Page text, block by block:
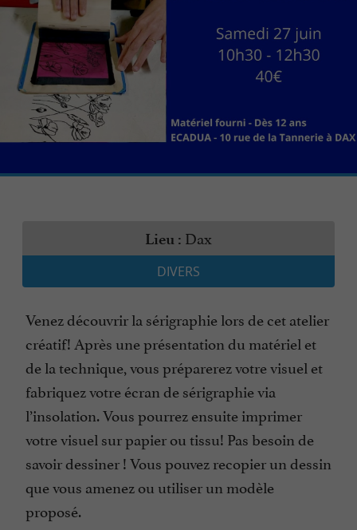
Lieu : Dax
DIVERS
Venez découvrir la sérigraphie lors de cet atelier
créatif! Après une présentation du matériel et
de la technique, vous préparerez votre visuel et
fabriquez votre écran de sérigraphie via
l’insolation. Vous pourrez ensuite imprimer
votre visuel sur papier ou tissu! Pas besoin de
savoir dessiner ! Vous pouvez recopier un dessin
que vous amenez ou utiliser un modèle
proposé.